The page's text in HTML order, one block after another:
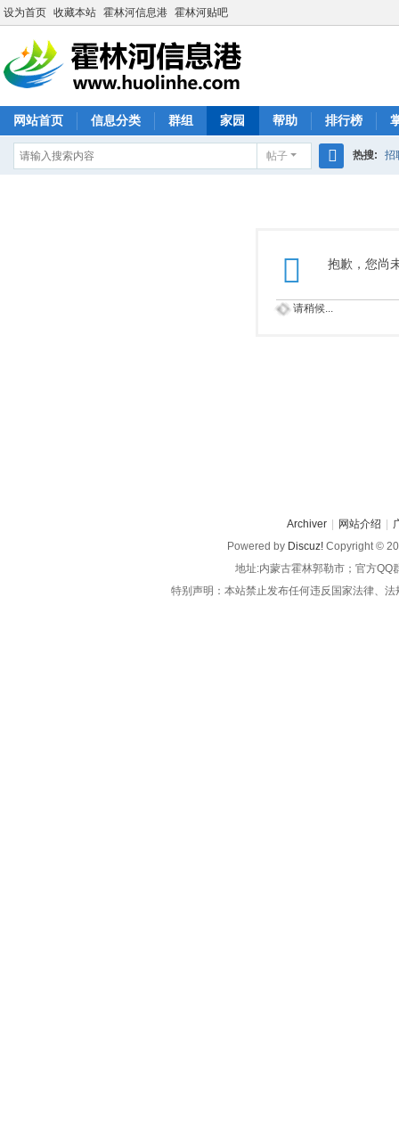
设为首页 收藏本站 霍林河信息港 霍林河贴吧
网站首页 信息分类 群组 家园 帮助 排行榜
帖子 热搜: 招
抱歉，您尚
请稍候...
Archiver 网站介绍
Powered by Discuz! Copyright ©
地址:内蒙古霍林郭勒市；官方QQ
特别声明：本站禁止发布任何违反国家法律、